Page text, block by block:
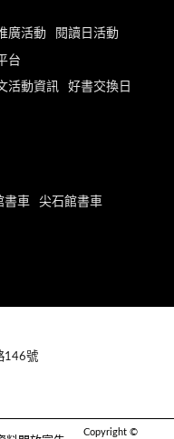
廣活動 閱讀日活動
台
活動資訊 好書交換日
書車 尖石館書車
146號
Copyright ©